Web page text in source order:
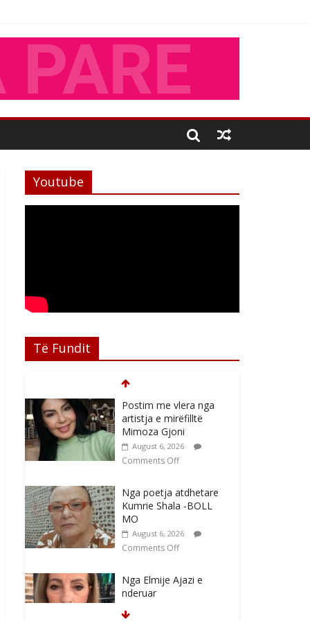
Youtube
Të Fundit
Postim me vlera nga
artistja e mirëfilltë
Mimoza Gjoni
August 6, 2026
Comments Off
Nga poetja atdhetare
Kumrie Shala -BOLL
MO
August 6, 2026
Comments Off
Nga Elmije Ajazi e
nderuar